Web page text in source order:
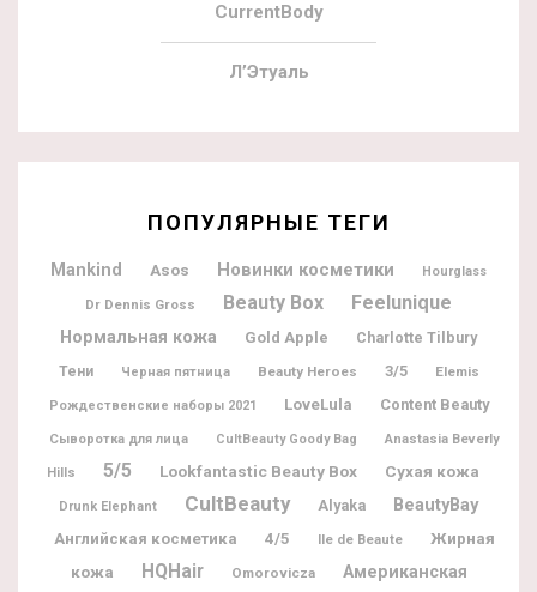
CurrentBody
Л’Этуаль
ПОПУЛЯРНЫЕ ТЕГИ
Mankind Asos Новинки косметики Hourglass
Dr Dennis Gross Beauty Box Feelunique
Нормальная кожа Gold Apple Charlotte Tilbury
Тени Черная пятница Beauty Heroes 3/5 Elemis
Рождественские наборы 2021 LoveLula Content Beauty
Сыворотка для лица CultBeauty Goody Bag Anastasia Beverly
Hills 5/5 Lookfantastic Beauty Box Сухая кожа
Drunk Elephant CultBeauty Alyaka BeautyBay
Английская косметика 4/5 Ile de Beaute
Жирная
кожа
HQHair Omorovicza
Американская